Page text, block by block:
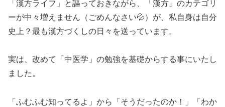
「漢方ライフ」と謳っておきながら、「漢方」のカテゴリ
ーが中々増えません（ごめんなさい💦）が、私自身は自分
史上？最も漢方づくしの日々を送っています。
実は、改めて「中医学」の勉強を基礎からする事にいたし
ました。
「ふむふむ知ってるよ」から「そうだったのか！」「わか